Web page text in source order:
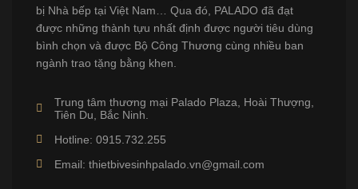
bị Nhà bếp tại Việt Nam… Qua đó, PALADO đã đạt
được những thành tựu nhất định được người tiêu dùng
bình chọn và được Bộ Công Thương cùng nhiều ban
ngành trao tặng bằng khen.
Trung tâm thương mại Palado Plaza, Hoài Thượng,
Tiên Du, Bắc Ninh.
Hotline: 0915.732.255
Email: thietbivesinhpalado.vn@gmail.com